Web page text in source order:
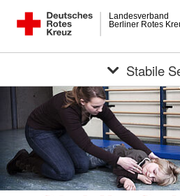
Berliner Rotes
Landesverband
Stabile